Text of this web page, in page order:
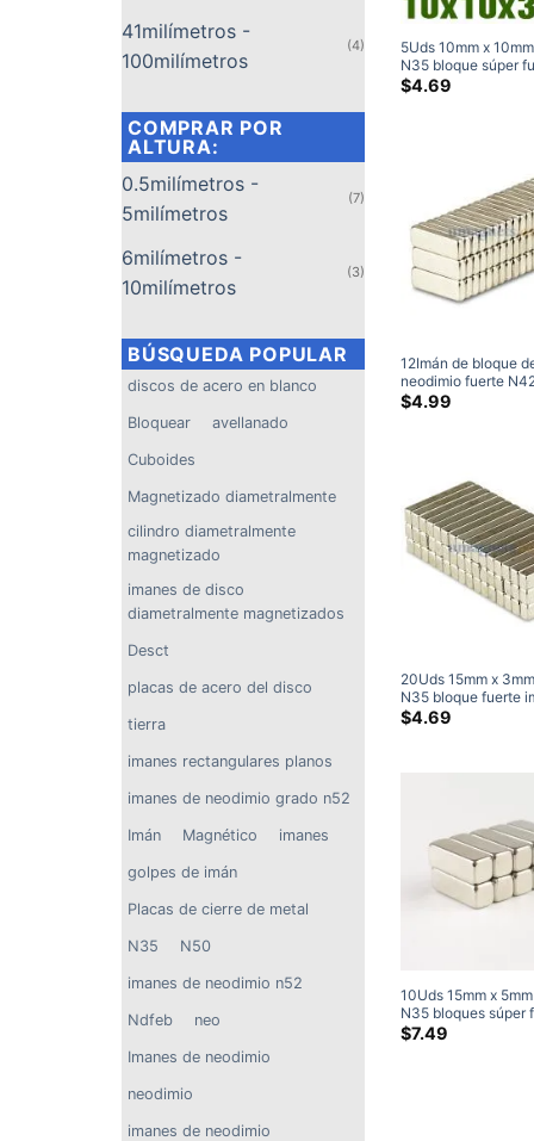
41milímetros -
100milímetros
(4)
COMPRAR POR
ALTURA:
0.5milímetros -
5milímetros
(7)
6milímetros -
10milímetros
(3)
BÚSQUEDA POPULAR
discos de acero en blanco
Bloquear avellanado
Cuboides
Magnetizado diametralmente
cilindro diametralmente
magnetizado
imanes de disco
diametralmente magnetizados
Desct
placas de acero del disco
tierra
imanes rectangulares planos
imanes de neodimio grado n52
Imán Magnético imanes
golpes de imán
Placas de cierre de metal
N35 N50
imanes de neodimio n52
Ndfeb neo
Imanes de neodimio
neodimio
imanes de neodimio
5Uds 10mm x
N35 bloque súper
imanes de tierras
$4.69
12Imán de bloque
neodimio fuerte
4mm x 2mm, imanes
$4.99
20Uds 15mm x
N35 bloque fuerte
neodimio de tierras
imanes de
$4.69
10Uds 15mm x
N35 bloques súper
imanes de neodimio
tierras raras
$7.49